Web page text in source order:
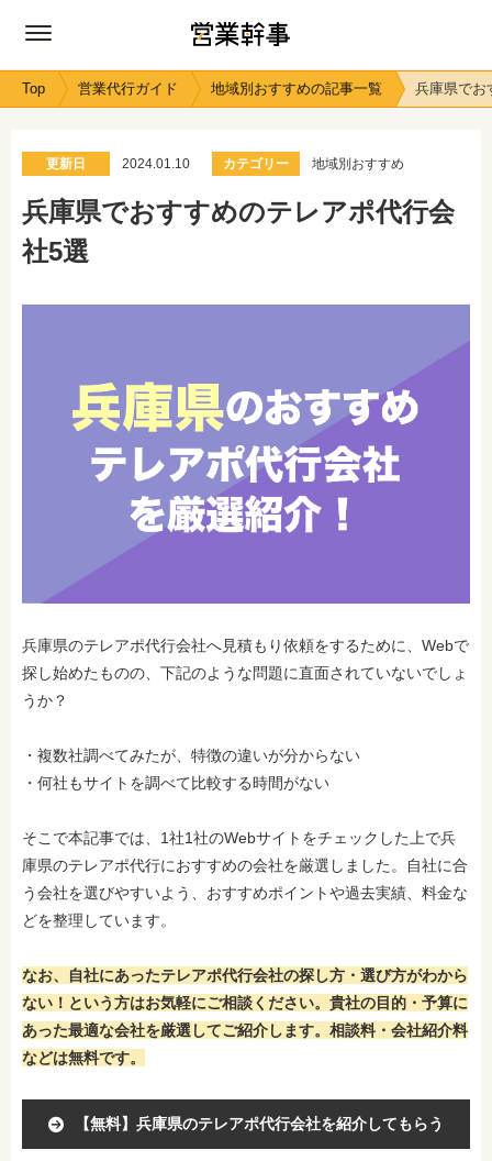
Top 営業代行ガイド 地域別おすすめの記事一覧 兵庫県でお
更新日 2024.01.10 カテゴリー 地域別おすすめ
兵庫県でおすすめのテレアポ代行会
社5選
兵庫県のテレアポ代行会社へ見積もり依頼をするために、Webで
探し始めたものの、下記のような問題に直面されていないでしょ
うか？
・複数社調べてみたが、特徴の違いが分からない
・何社もサイトを調べて比較する時間がない
そこで本記事では、1社1社のWebサイトをチェックした上で兵
庫県のテレアポ代行におすすめの会社を厳選しました。自社に合
う会社を選びやすいよう、おすすめポイントや過去実績、料金な
どを整理しています。
なお、自社にあったテレアポ代行会社の探し方・選び方がわから
ない！という方はお気軽にご相談ください。貴社の目的・予算に
あった最適な会社を厳選してご紹介します。相談料・会社紹介料
などは無料です。
【無料】兵庫県のテレアポ代行会社を紹介してもらう